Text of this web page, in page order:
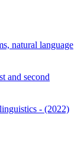
natural language
and second
- (2022)